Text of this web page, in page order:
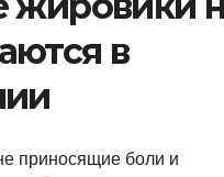
в
приносящие боли и